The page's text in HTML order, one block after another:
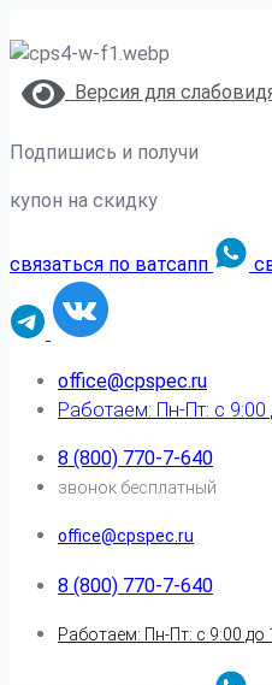
Версия для
Подпишись и получи
купон на скидку
связаться по ватсапп
office@cpspec.ru
Работаем: Пн-Пт: с 9:00
8 (800) 770-7-640
звонок бесплатный
office@cpspec.ru
8 (800) 770-7-640
Работаем: Пн-Пт: с 9:00 до